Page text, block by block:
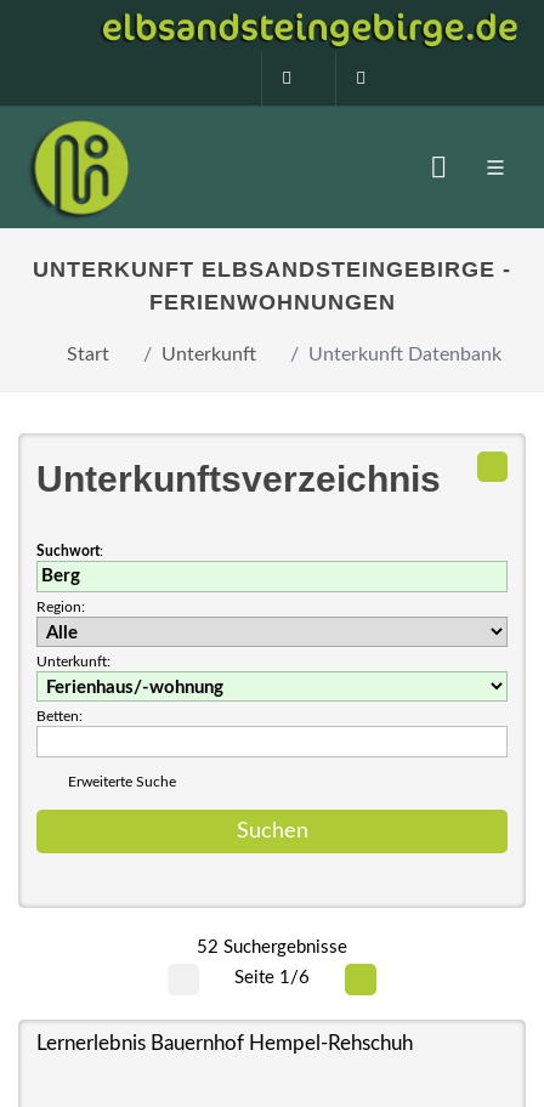
0160 99873408
UNTERKUNFT ELBSANDSTEINGEBIRGE -
FERIENWOHNUNGEN
Start Unterkunft Unterkunft Datenbank
Unterkunftsverzeichnis
Suchwort:
Region:
Unterkunft:
Betten:
Erweiterte Suche
52 Suchergebnisse
Seite 1/6
Lernerlebnis Bauernhof Hempel-Rehschuh